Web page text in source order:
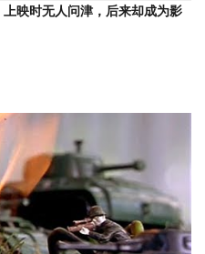
映时无人问津，后来却成为影